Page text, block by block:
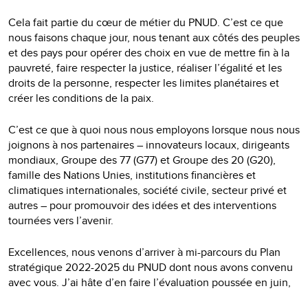
Cela fait partie du cœur de métier du PNUD. C’est ce que
nous faisons chaque jour, nous tenant aux côtés des peuples
et des pays pour opérer des choix en vue de mettre fin à la
pauvreté, faire respecter la justice, réaliser l’égalité et les
droits de la personne, respecter les limites planétaires et
créer les conditions de la paix.
C’est ce que à quoi nous nous employons lorsque nous nous
joignons à nos partenaires – innovateurs locaux, dirigeants
mondiaux, Groupe des 77 (G77) et Groupe des 20 (G20),
famille des Nations Unies, institutions financières et
climatiques internationales, société civile, secteur privé et
autres – pour promouvoir des idées et des interventions
tournées vers l’avenir.
Excellences, nous venons d’arriver à mi-parcours du Plan
stratégique 2022-2025 du PNUD dont nous avons convenu
avec vous. J’ai hâte d’en faire l’évaluation poussée en juin,